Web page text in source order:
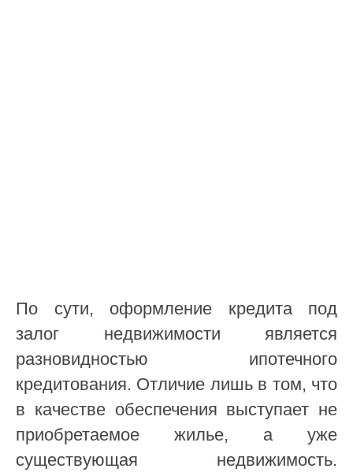
По сути, оформление кредита под
залог недвижимости является
разновидностью ипотечного
кредитования. Отличие лишь в том, что
в качестве обеспечения выступает не
приобретаемое жилье, а уже
существующая недвижимость.